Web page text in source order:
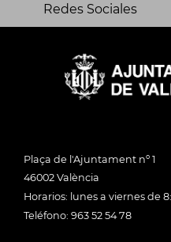
Redes Sociales
Plaça de l'Ajuntament nº 1
46002 València
Horarios: lunes a viernes de
Teléfono: 963 52 54 78